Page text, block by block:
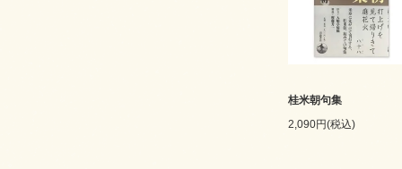
桂米朝句集
2,090円(税込)